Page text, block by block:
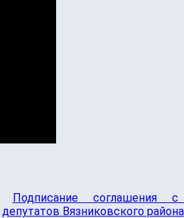
Подписание соглашения
депутатов Вязниковского района